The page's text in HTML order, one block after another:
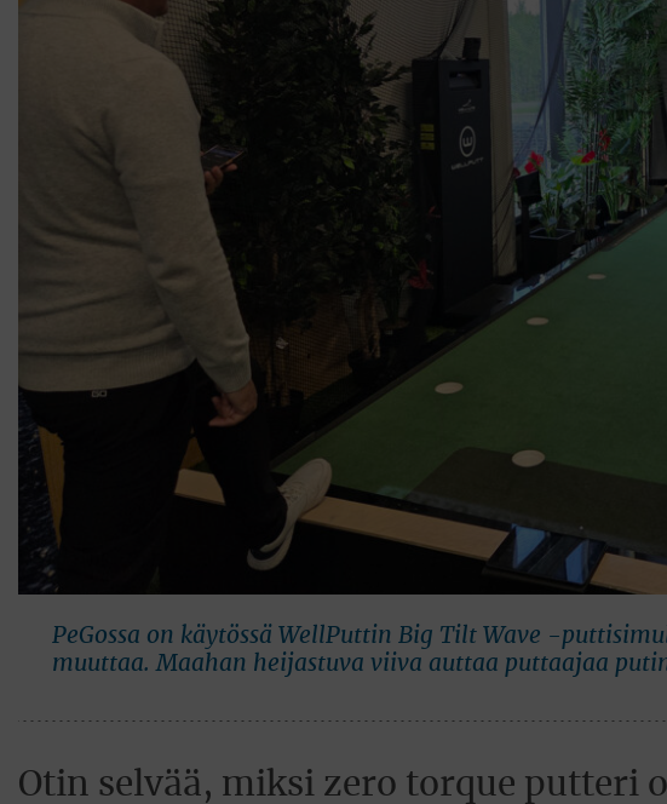
PeGossa on käytössä WellPuttin Big Tilt Wave -
muuttaa. Maahan heijastuva viiva auttaa puttaajaa
Otin selvää, miksi zero torque putteri